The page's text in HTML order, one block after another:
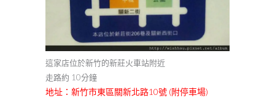
這家店位於新竹的新莊火車站附近
走路約 10分鐘
地址：新竹市東區關新北路10號 (附停車場)